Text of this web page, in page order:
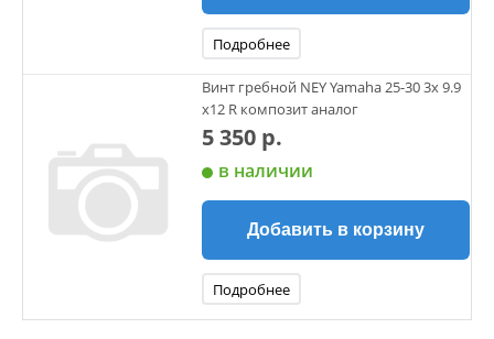
Подробнее
Винт гребной NEY Yamaha 25-30 3х 9.9
х12 R композит аналог
5 350 р.
в наличии
Добавить в корзину
Подробнее